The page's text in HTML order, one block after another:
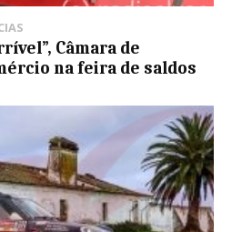
Câmara de
na feira de saldos